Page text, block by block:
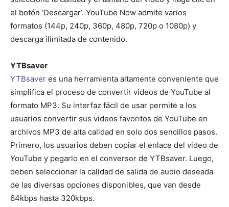
el botón ‘Descargar’. YouTube Now admite varios
formatos (144p, 240p, 360p, 480p, 720p o 1080p) y
descarga ilimitada de contenido.
YTBsaver
YTBsaver es una herramienta altamente conveniente que
simplifica el proceso de convertir videos de YouTube al
formato MP3. Su interfaz fácil de usar permite a los
usuarios convertir sus videos favoritos de YouTube en
archivos MP3 de alta calidad en solo dos sencillos pasos.
Primero, los usuarios deben copiar el enlace del video de
YouTube y pegarlo en el conversor de YTBsaver. Luego,
deben seleccionar la calidad de salida de audio deseada
de las diversas opciones disponibles, que van desde
64kbps hasta 320kbps.